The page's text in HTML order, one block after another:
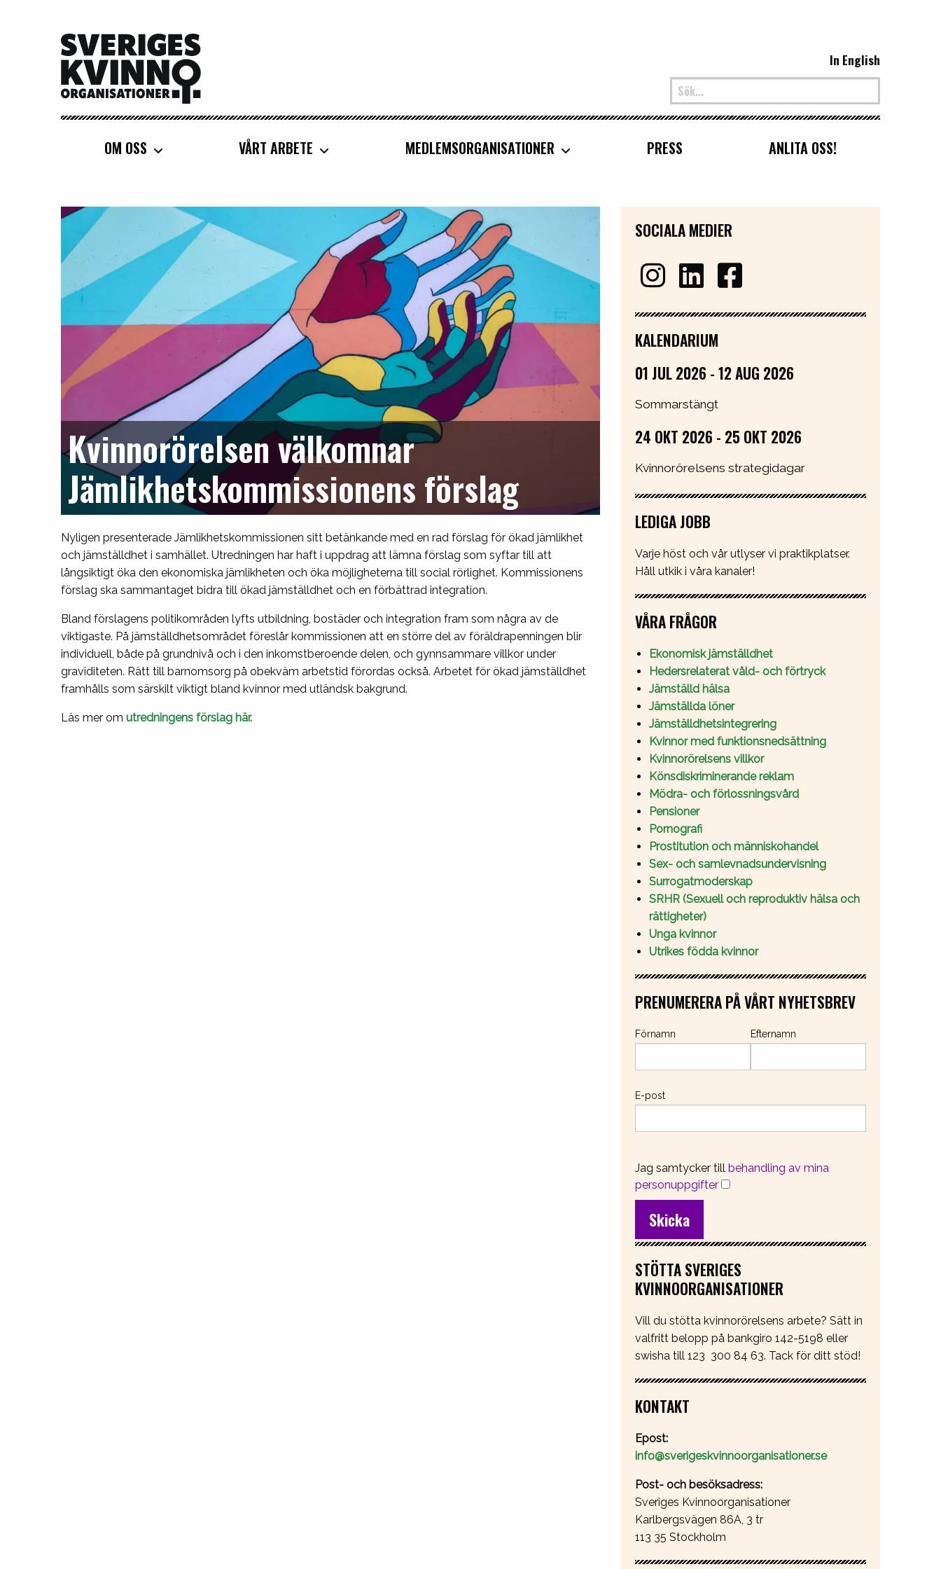
Sveriges Kvinnoorganisationer
In English
OM OSS VÅRT ARBETE MEDLEMSORGANISATIONER PRESS ANLITA OSS!
Kvinnorörelsen välkomnar
Jämlikhetskommissionens förslag
Nyligen presenterade Jämlikhetskommissionen sitt betänkande med en rad förslag för ökad jämlikhet
och jämställdhet i samhället. Utredningen har haft i uppdrag att lämna förslag som syftar till att
långsiktigt öka den ekonomiska jämlikheten och öka möjligheterna till social rörlighet. Kommissionens
förslag ska sammantaget bidra till ökad jämställdhet och en förbättrad integration.
Bland förslagens politikområden lyfts utbildning, bostäder och integration fram som några av de
viktigaste. På jämställdhetsområdet föreslår kommissionen att en större del av föräldrapenningen blir
individuell, både på grundnivå och i den inkomstberoende delen, och gynnsammare villkor under
graviditeten. Rätt till barnomsorg på obekväm arbetstid förordas också. Arbetet för ökad jämställdhet
framhålls som särskilt viktigt bland kvinnor med utländsk bakgrund.
Läs mer om utredningens förslag här.
SOCIALA MEDIER
KALENDARIUM
01 JUL 2026 - 12 AUG 2026
Sommarstängt
24 OKT 2026 - 25 OKT 2026
Kvinnorörelsens strategidagar
LEDIGA JOBB
Varje höst och vår utlyser vi praktikplatser.
Håll utkik i våra kanaler!
VÅRA FRÅGOR
Ekonomisk jämställdhet
Hedersrelaterat våld- och förtryck
Jämställd hälsa
Jämställda löner
Jämställdhetsintegrering
Kvinnor med funktionsnedsättning
Kvinnorörelsens villkor
Könsdiskriminerande reklam
Mödra- och förlossningsvård
Pensioner
Pornografi
Prostitution och människohandel
Sex- och samlevnadsundervisning
Surrogatmoderskap
SRHR (Sexuell och reproduktiv hälsa och
rättigheter)
Unga kvinnor
Utrikes födda kvinnor
PRENUMERERA PÅ VÅRT NYHETSBREV
Förnamn Efternamn
E-post
Jag samtycker till behandling av mina
personuppgifter
STÖTTA SVERIGES
KVINNOORGANISATIONER
Vill du stötta kvinnorörelsens arbete? Sätt in
valfritt belopp på bankgiro 142-5198 eller
swisha till 123 300 84 63. Tack för ditt stöd!
KONTAKT
Epost:
info@sverigeskvinnoorganisationer.se
Post- och besöksadress:
Sveriges Kvinnoorganisationer
Karlbergsvägen 86A, 3 tr
113 35 Stockholm